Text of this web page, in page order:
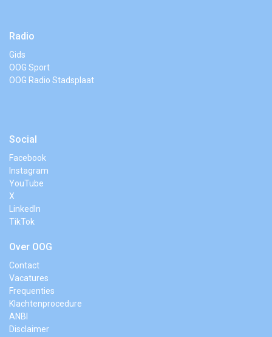
Radio
Gids
OOG Sport
OOG Radio Stadsplaat
Social
Facebook
Instagram
YouTube
X
LinkedIn
TikTok
Over OOG
Contact
Vacatures
Frequenties
Klachtenprocedure
ANBI
Disclaimer